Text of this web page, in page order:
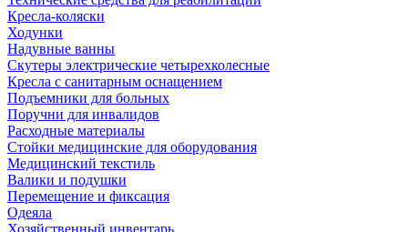
Кресла-коляски
Ходунки
Надувные ванны
Скутеры электрические четырехколесные
Кресла с санитарным оснащением
Подъемники для больных
Поручни для инвалидов
Расходные материалы
Стойки медицинские для оборудования
Медицинский текстиль
Валики и подушки
Перемещение и фиксация
Одеяла
Хозяйственный инвентарь